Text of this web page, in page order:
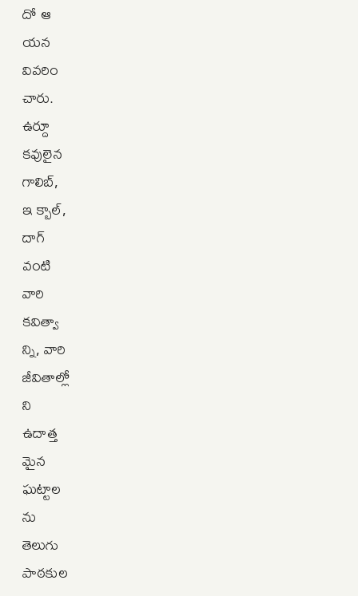
దో ఆ
యన
వివరిం
చారు.
ఉర్దూ
కవులైన
గాలిబ్‌,
ఇ క్బాల్‌,
దాగ్‌
వంటి
వారి
కవిత్వా
న్ని, వారి
జీవితాల్లో
ని
ఉదాత్త
మైన
ఘట్టాల
ను
తెలుగు
పాఠకుల